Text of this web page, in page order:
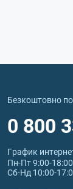
Безкоштовно по
0 800
График
Пн-Пт 9:00-18:00
Сб-Нд 10:00-